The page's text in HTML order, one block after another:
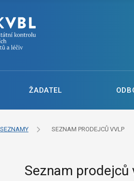
ŽADATEL
SEZNAM PRODEJCŮ VVLP
Seznam prodejců